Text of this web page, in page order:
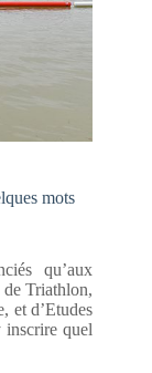
mots
qu’aux
de Triathlon,
et d’Etudes
inscrire quel